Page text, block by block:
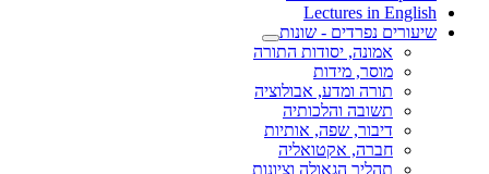
Lectures in English
שיעורים נפרדים - שונות
אמונה, יסודות התורה
מוסר, מידות
תורה ומדע, אבולוציה
תשובה והלכותיה
דיבור, שפה, אותיות
חברה, אקטואליה
תהליך הגאולה וציונות